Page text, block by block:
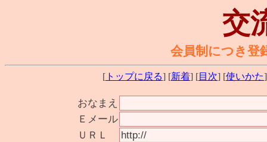
交
会員制につき登
[ トップに戻る] [新着] [目次] [使いかた
おなまえ
Ｅメール
ＵＲＬ